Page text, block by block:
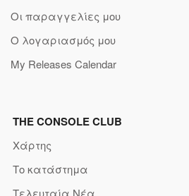
Οι παραγγελίες μου
Ο λογαριασμός μου
My Releases Calendar
THE CONSOLE CLUB
Χάρτης
Το κατάστημα
Τελευταία Νέα